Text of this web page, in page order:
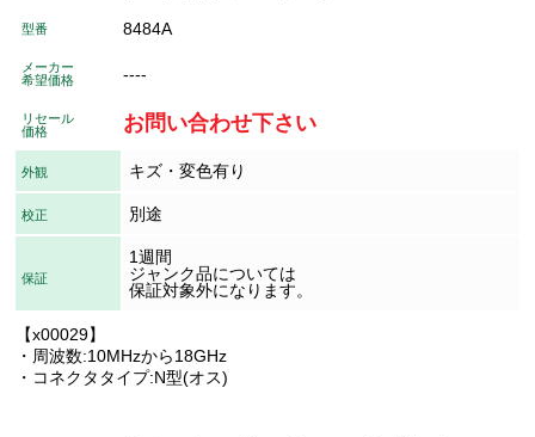
型番 8484A
メーカー
希望価格
----
リセール
価格
お問い合わせ下さい
外観 キズ・変色有り
校正 別途
保証
1週間
ジャンク品については
保証対象外になります。
【x00029】
・周波数:10MHzから18GHz
・コネクタタイプ:N型(オス)